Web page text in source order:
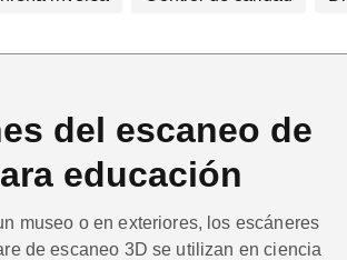
del escaneo de
educación
museo o en exteriores, los escáneres
de escaneo 3D se utilizan en ciencia